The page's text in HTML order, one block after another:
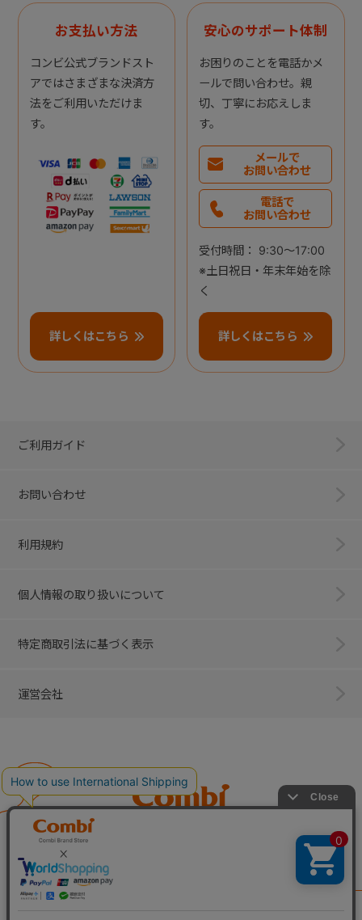
お支払い方法
コンビ公式ブランドスト
アではさまざまな決済方
法をご利用いただけま
す。
詳しくはこちら
安心のサポート体制
お困りのことを電話かメ
ールで問い合わせ。親
切、丁寧にお応えしま
す。
メールで
お問い合わせ
電話で
お問い合わせ
受付時間： 9:30～17:00
※土日祝日・年末年始を除
く
詳しくはこちら
ご利用ガイド
お問い合わせ
利用規約
個人情報の取り扱いについて
特定商取引法に基づく表示
運営会社